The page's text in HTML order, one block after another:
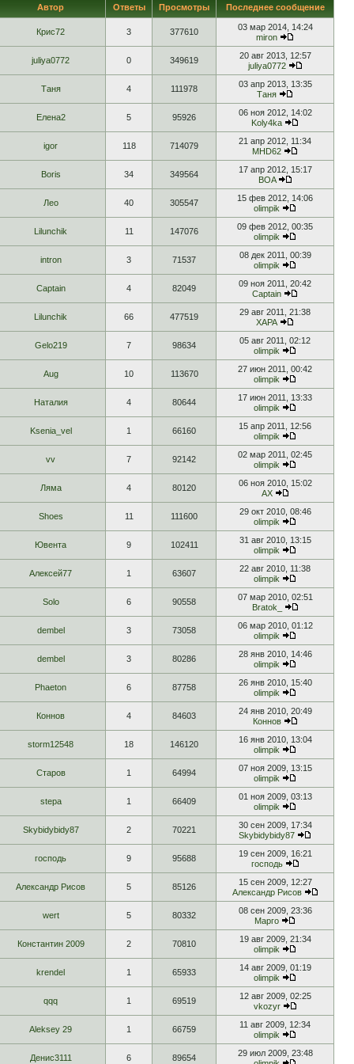
Автор Ответы Просмотры Последнее сообщение
Крис72 3 377610
03 мар 2014, 14:24
miron
juliya0772 0 349619
20 авг 2013, 12:57
juliya0772
Таня 4 111978
03 апр 2013, 13:35
Таня
Елена2 5 95926
06 ноя 2012, 14:02
Koly4ka
igor 118 714079
21 апр 2012, 11:34
MHD62
Boris 34 349564
17 апр 2012, 15:17
BOA
Лео 40 305547
15 фев 2012, 14:06
olimpik
Lilunchik 11 147076
09 фев 2012, 00:35
olimpik
intron 3 71537
08 дек 2011, 00:39
olimpik
Captain 4 82049
09 ноя 2011, 20:42
Captain
Lilunchik 66 477519
29 авг 2011, 21:38
ХАРА
Gelo219 7 98634
05 авг 2011, 02:12
olimpik
Aug 10 113670
27 июн 2011, 00:42
olimpik
Наталия 4 80644
17 июн 2011, 13:33
olimpik
Ksenia_vel 1 66160
15 апр 2011, 12:56
olimpik
vv 7 92142
02 мар 2011, 02:45
olimpik
Ляма 4 80120
06 ноя 2010, 15:02
АХ
Shoes 11 111600
29 окт 2010, 08:46
olimpik
Ювента 9 102411
31 авг 2010, 13:15
olimpik
Алексей77 1 63607
22 авг 2010, 11:38
olimpik
Solo 6 90558
07 мар 2010, 02:51
Bratok_
dembel 3 73058
06 мар 2010, 01:12
olimpik
dembel 3 80286
28 янв 2010, 14:46
olimpik
Phaeton 6 87758
26 янв 2010, 15:40
olimpik
Коннов 4 84603
24 янв 2010, 20:49
Коннов
storm12548 18 146120
16 янв 2010, 13:04
olimpik
Старов 1 64994
07 ноя 2009, 13:15
olimpik
stepa 1 66409
01 ноя 2009, 03:13
olimpik
Skybidybidy87 2 70221
30 сен 2009, 17:34
Skybidybidy87
господь 9 95688
19 сен 2009, 16:21
господь
Александр Рисов 5 85126
15 сен 2009, 12:27
Александр Рисов
wert 5 80332
08 сен 2009, 23:36
Марго
Константин 2009 2 70810
19 авг 2009, 21:34
olimpik
krendel 1 65933
14 авг 2009, 01:19
olimpik
qqq 1 69519
12 авг 2009, 02:25
vkozyr
Aleksey 29 1 66759
11 авг 2009, 12:34
olimpik
Денис3111 6 89654
29 июл 2009, 23:48